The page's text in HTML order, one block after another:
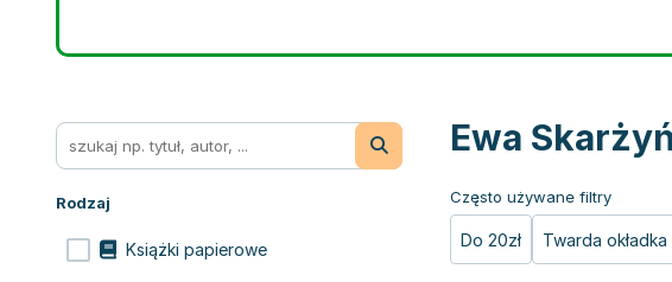
Rodzaj
Książki papierowe
Ewa
Często używane filtry
Do 20zł Twarda okładka